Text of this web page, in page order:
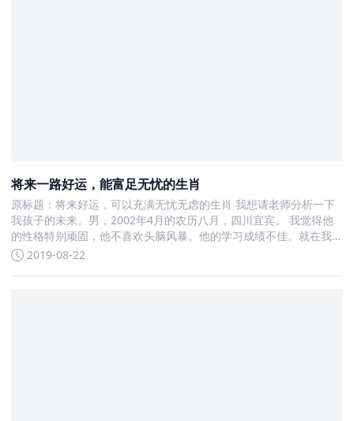
将来一路好运，能富足无忧的生肖
原标题：将来好运，可以充满无忧无虑的生肖 我想请老师分析一下
我孩子的未来。男，2002年4月的农历八月，四川宜宾。 我觉得他
的性格特别顽固，他不喜欢头脑风暴。他的学习成绩不佳。就在我
今年上高中之后
2019-08-22